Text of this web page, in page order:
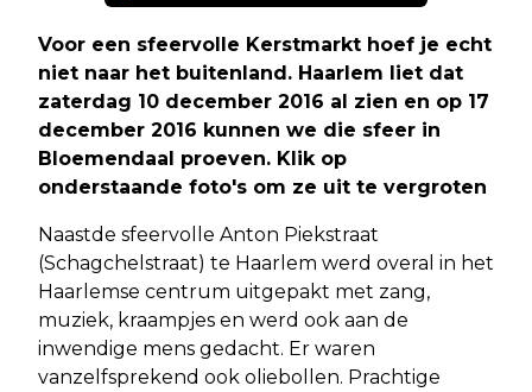
Voor een sfeervolle Kerstmarkt hoef je echt
niet naar het buitenland. Haarlem liet dat
zaterdag 10 december 2016 al zien en op 17
december 2016 kunnen we die sfeer in
Bloemendaal proeven. Klik op
onderstaande foto's om ze uit te vergroten
Naastde sfeervolle Anton Piekstraat
(Schagchelstraat) te Haarlem werd overal in het
Haarlemse centrum uitgepakt met zang,
muziek, kraampjes en werd ook aan de
inwendige mens gedacht. Er waren
vanzelfsprekend ook oliebollen. Prachtige